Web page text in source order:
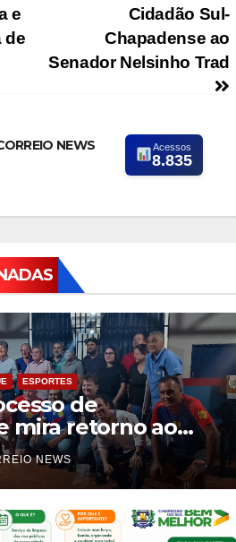
Cidadão Sul-
Chapadense ao
Senador Nelsinho Trad
e
de
NEWS Acessos
8.835
ESPORTES
de
mira retorno ao
em Chapadão
NEWS